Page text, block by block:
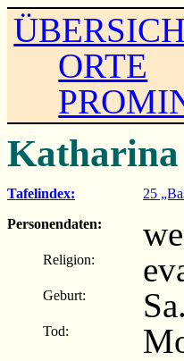
ORTE
Katharina
Tafelindex: 25
Personendaten:
Religion:
Geburt:
Tod: